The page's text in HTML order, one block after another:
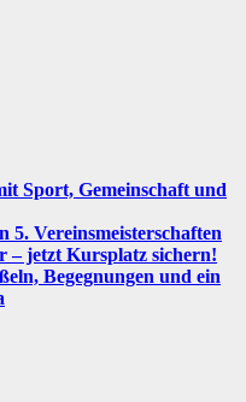
Sport, Gemeinschaft und
5. Vereinsmeisterschaften
– jetzt Kursplatz sichern!
Begegnungen und ein